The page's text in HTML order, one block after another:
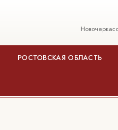
РОСТОВСКАЯ ОБЛАСТЬ